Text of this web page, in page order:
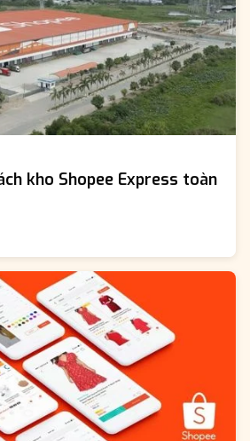
kho Shopee Express toàn